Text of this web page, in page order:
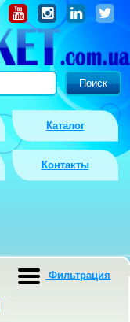
Каталог
Контакты
Фильтрация